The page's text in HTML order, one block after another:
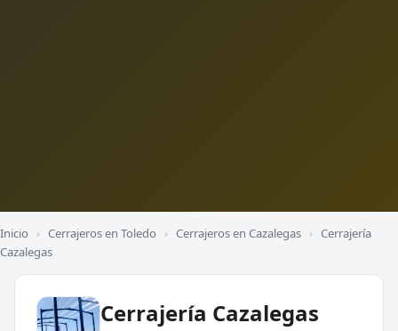
Inicio › Cerrajeros en Toledo › Cerrajeros en Cazalegas › Cerrajería
Cazalegas
Cerrajería Cazalegas